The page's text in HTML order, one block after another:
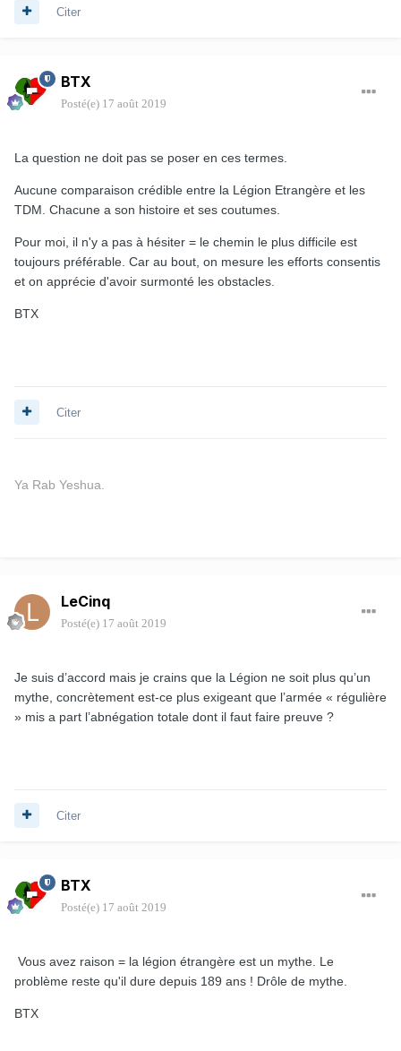
Citer
BTX
Posté(e) 17 août 2019
La question ne doit pas se poser en ces termes.
Aucune comparaison crédible entre la Légion Etrangère et les
TDM. Chacune a son histoire et ses coutumes.
Pour moi, il n'y a pas à hésiter = le chemin le plus difficile est
toujours préférable. Car au bout, on mesure les efforts consentis
et on apprécie d'avoir surmonté les obstacles.
BTX
Citer
Ya Rab Yeshua.
LeCinq
Posté(e) 17 août 2019
Je suis d’accord mais je crains que la Légion ne soit plus qu’un
mythe, concrètement est-ce plus exigeant que l’armée « régulière
» mis a part l’abnégation totale dont il faut faire preuve ?
Citer
BTX
Posté(e) 17 août 2019
Vous avez raison = la légion étrangère est un mythe. Le
problème reste qu'il dure depuis 189 ans ! Drôle de mythe.
BTX